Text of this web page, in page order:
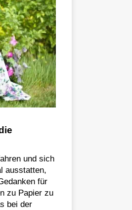
und sich
ausstatten,
für
zu Papier zu
bei der